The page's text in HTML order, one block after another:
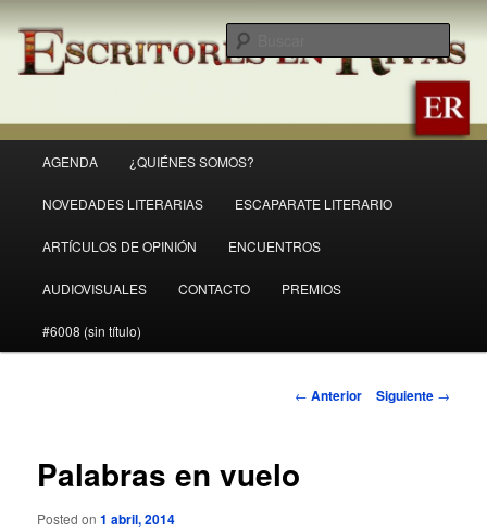
Ir
al
contenido
principal
Revista Escritores en Rivas
principal
AGENDA ¿QUIÉNES SOMOS?
NOVEDADES LITERARIAS ESCAPARATE LITERARIO
ARTÍCULOS DE OPINIÓN ENCUENTROS
AUDIOVISUALES CONTACTO PREMIOS
#6008 (sin título)
Navegación
← Anterior Siguiente →
Palabras en vuelo
Posted on1 abril, 2014